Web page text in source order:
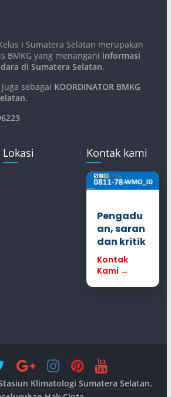
I Sumatera Selatan merupakan
BMKG yang menangani informasi
di Sumatera Selatan.
sebagai KOORDINATOR BMKG
.
Lokasi Kontak kami
Pengadu
an, saran
dan kritik
Kontak
Kami →
Klimatologi Sumatera Selatan.